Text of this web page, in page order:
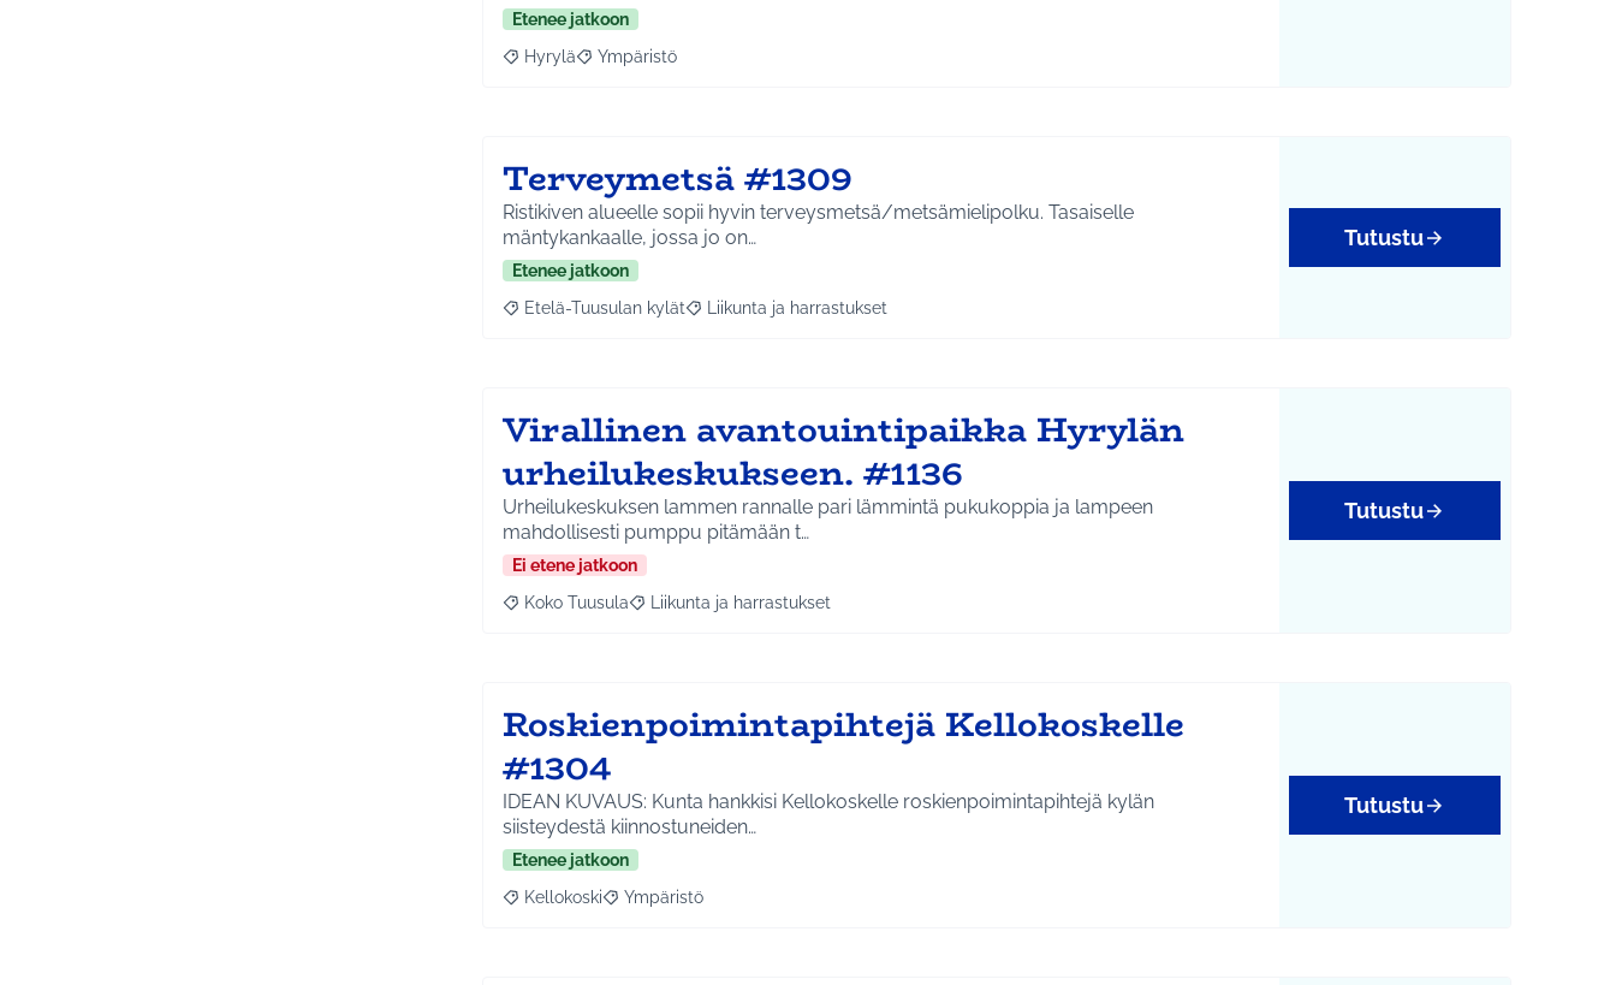
Etenee jatkoon
Rajaa tulokset aihepiirin mukaan: Hyrylä
Hyrylä Rajaa tulokset teeman mukaan: Ympäristö
Ympäristö
Terveymetsä #1309
Ristikiven alueelle sopii hyvin terveysmetsä/metsämielipolku. Tasaiselle
mäntykankaalle, jossa jo on…
Etenee jatkoon
Rajaa tulokset aihepiirin mukaan: Etelä-Tuusulan kylät
Etelä-Tuusulan kylät Rajaa tulokset teeman mukaan: Liikunta ja harrastukset
Liikunta ja harrastukset
Tutustu
Virallinen avantouintipaikka Hyrylän
urheilukeskukseen. #1136
Urheilukeskuksen lammen rannalle pari lämmintä pukukoppia ja lampeen
mahdollisesti pumppu pitämään t…
Ei etene jatkoon
Rajaa tulokset aihepiirin mukaan: Koko Tuusula
Koko Tuusula Rajaa tulokset teeman mukaan: Liikunta ja harrastukset
Liikunta ja harrastukset
Tutustu
Roskienpoimintapihtejä Kellokoskelle
#1304
IDEAN KUVAUS: Kunta hankkisi Kellokoskelle roskienpoimintapihtejä kylän
siisteydestä kiinnostuneiden…
Etenee jatkoon
Rajaa tulokset aihepiirin mukaan: Kellokoski
Kellokoski Rajaa tulokset teeman mukaan: Ympäristö
Ympäristö
Tutustu